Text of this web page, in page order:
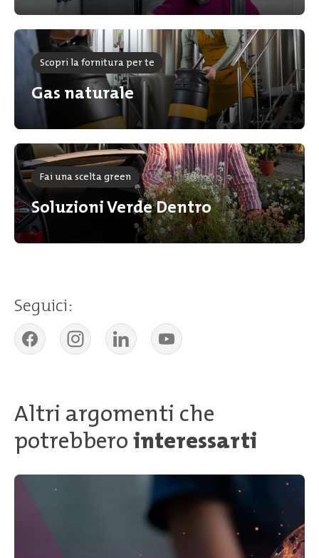
Scopri la fornitura per te
Gas naturale
Fai una scelta green
Soluzioni Verde Dentro
Seguici:
Altri argomenti che
potrebberointeressarti